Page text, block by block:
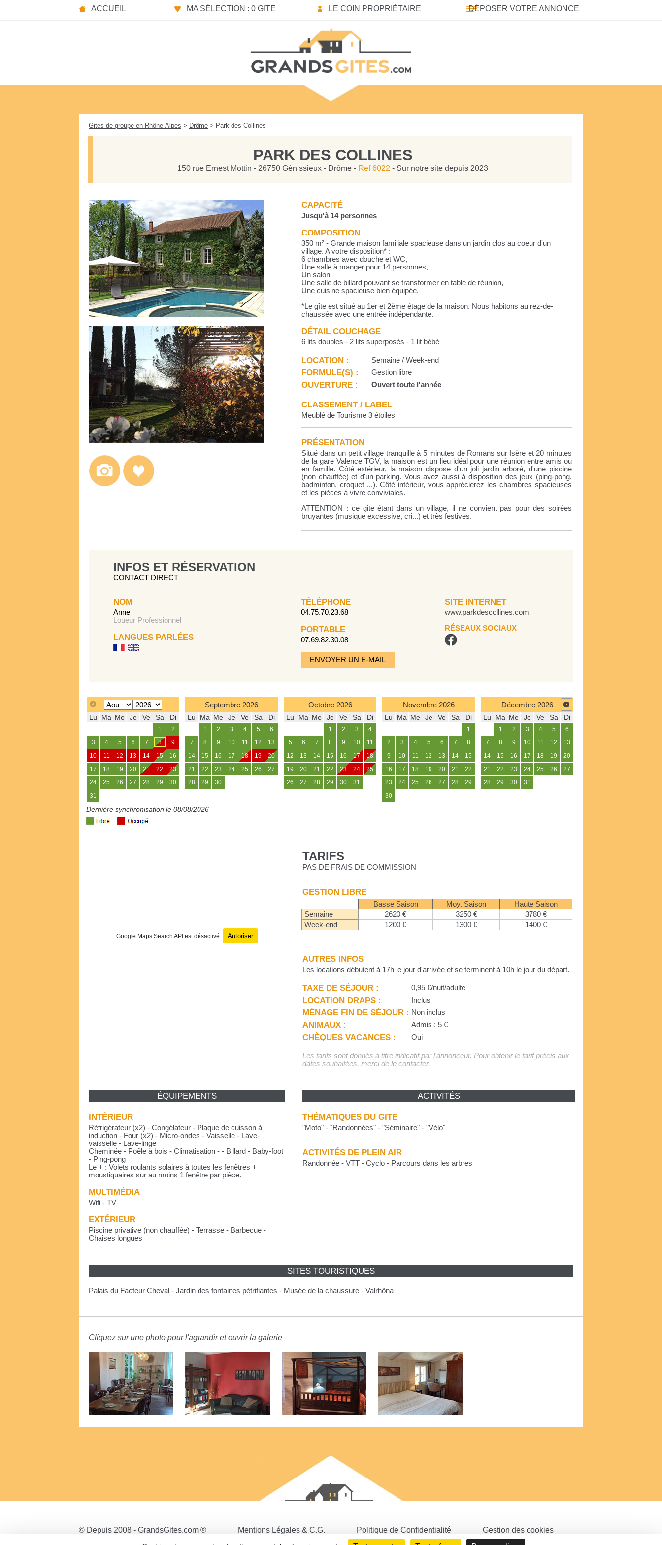
ACCUEIL MA SÉLECTION : 0 GITE LE COIN PROPRIÉTAIRE DÉPOSER VOTRE ANNONCE
Gites de groupe en Rhône-Alpes > Drôme > Park des Collines
PARK DES COLLINES
150 rue Ernest Mottin - 26750 Génissieux - Drôme - Ref 6022 - Sur notre site depuis 2023
CAPACITÉ
Jusqu'à 14 personnes
COMPOSITION
350 m² - Grande maison familiale spacieuse dans un jardin clos au coeur d'un
village. A votre disposition* :
6 chambres avec douche et WC,
Une salle à manger pour 14 personnes,
Un salon,
Une salle de billard pouvant se transformer en table de réunion,
Une cuisine spacieuse bien équipée.
*Le gîte est situé au 1er et 2ème étage de la maison. Nous habitons au rez-de-
chaussée avec une entrée indépendante.
DÉTAIL COUCHAGE
6 lits doubles - 2 lits superposés - 1 lit bébé
LOCATION : Semaine / Week-end
FORMULE(S) : Gestion libre
OUVERTURE : Ouvert toute l'année
CLASSEMENT / LABEL
Meublé de Tourisme 3 étoiles
PRÉSENTATION
Situé dans un petit village tranquille à 5 minutes de Romans sur Isère et 20 minutes
de la gare Valence TGV, la maison est un lieu idéal pour une réunion entre amis ou
en famille. Côté extérieur, la maison dispose d'un joli jardin arboré, d'une piscine
(non chauffée) et d'un parking. Vous avez aussi à disposition des jeux (ping-pong,
badminton, croquet ...). Côté intérieur, vous apprécierez les chambres spacieuses
et les pièces à vivre conviviales.
ATTENTION : ce gite étant dans un village, il ne convient pas pour des soirées
bruyantes (musique excessive, cri...) et très festives.
INFOS ET RÉSERVATION
CONTACT DIRECT
NOM
Anne
Loueur Professionnel
LANGUES PARLÉES
TÉLÉPHONE
04.75.70.23.68
PORTABLE
07.69.82.30.08
ENVOYER UN E-MAIL
SITE INTERNET
www.parkdescollines.com
RÉSEAUX SOCIAUX
Lu Ma Me Je Ve Sa Di
1 2
3 4 5 6 7 8 9
10 11 12 13 14 15 16
17 18 19 20 21 22 23
24 25 26 27 28 29 30
31
Septembre 2026
Lu Ma Me Je Ve Sa Di
1 2 3 4 5 6
7 8 9 10 11 12 13
14 15 16 17 18 19 20
21 22 23 24 25 26 27
28 29 30
Octobre 2026
Lu Ma Me Je Ve Sa Di
1 2 3 4
5 6 7 8 9 10 11
12 13 14 15 16 17 18
19 20 21 22 23 24 25
26 27 28 29 30 31
Novembre 2026
Lu Ma Me Je Ve Sa Di
1
2 3 4 5 6 7 8
9 10 11 12 13 14 15
16 17 18 19 20 21 22
23 24 25 26 27 28 29
30
Décembre 2026
Lu Ma Me Je Ve Sa Di
1 2 3 4 5 6
7 8 9 10 11 12 13
14 15 16 17 18 19 20
21 22 23 24 25 26 27
28 29 30 31
Dernière synchronisation le 08/08/2026
Google Maps Search API est désactivé. Autoriser
TARIFS
PAS DE FRAIS DE COMMISSION
GESTION LIBRE
Basse Saison Moy. Saison
Haute Saison
Semaine
2620 € 3250 €
3780 €
Week-end
1200 € 1300 € 1400 €
AUTRES INFOS
Les locations débutent à 17h le jour d'arrivée et se terminent à 10h le jour du départ.
TAXE DE SÉJOUR : 0,95 €/nuit/adulte
LOCATION DRAPS : Inclus
MÉNAGE FIN DE SÉJOUR : Non inclus
ANIMAUX : Admis : 5 €
CHÈQUES VACANCES : Oui
Les tarifs sont donnés à titre indicatif par l'annonceur. Pour obtenir le tarif précis aux
dates souhaitées, merci de le contacter.
ÉQUIPEMENTS
INTÉRIEUR
Réfrigérateur (x2) - Congélateur - Plaque de cuisson à
induction - Four (x2) - Micro-ondes - Vaisselle - Lave-
vaisselle - Lave-linge
Cheminée - Poêle à bois - Climatisation - - Billard - Baby-foot
- Ping-pong
Le + : Volets roulants solaires à toutes les fenêtres +
moustiquaires sur au moins 1 fenêtre par pièce.
MULTIMÉDIA
Wifi - TV
EXTÉRIEUR
Piscine privative (non chauffée) - Terrasse - Barbecue -
Chaises longues
ACTIVITÉS
THÉMATIQUES DU GITE
"Moto" -"Randonnées" -"Séminaire" -"Vélo"
ACTIVITÉS DE PLEIN AIR
Randonnée - VTT - Cyclo - Parcours dans les arbres
SITES TOURISTIQUES
Palais du Facteur Cheval - Jardin des fontaines pétrifiantes - Musée de la chaussure - Valrhôna
Cliquez sur une photo pour l'agrandir et ouvrir la galerie
© Depuis 2008 - GrandsGites.com ® Mentions Légales & C.G. Politique de Confidentialité Gestion des cookies
Panneau de gestion des cookies